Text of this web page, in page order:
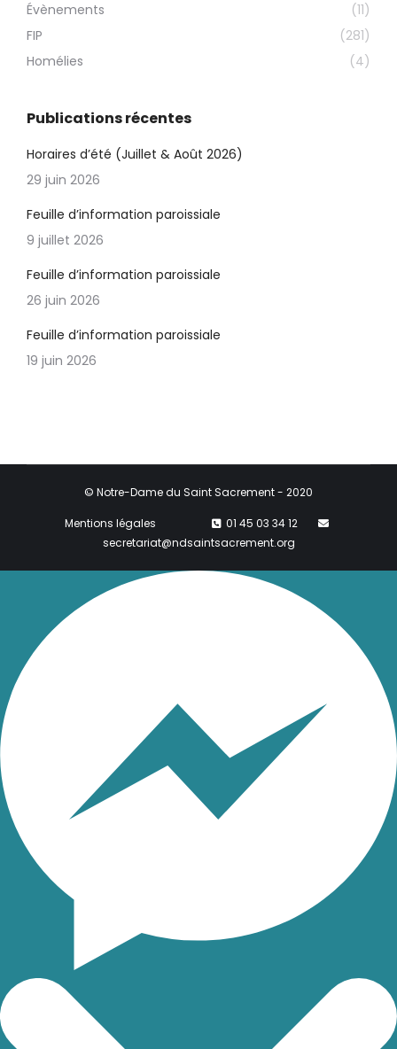
Évènements
(11)
FIP
(281)
Homélies
(4)
Publications récentes
Horaires d’été (Juillet & Août 2026)
29 juin 2026
Feuille d’information paroissiale
9 juillet 2026
Feuille d’information paroissiale
26 juin 2026
Feuille d’information paroissiale
19 juin 2026
© Notre-Dame du Saint Sacrement - 2020
Mentions légales
01 45 03 34 12
secretariat@ndsaintsacrement.org